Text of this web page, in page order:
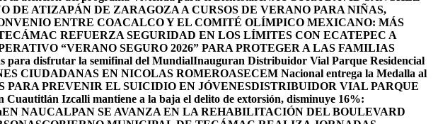
DE ATIZAPÁN DE ZARAGOZA A CURSOS DE VERANO PARA NIÑAS,
ENTRE COACALCO Y EL COMITÉ OLÍMPICO MEXICANO: MÁS
REFUERZA SEGURIDAD EN LOS LÍMITES CON ECATEPEC A
“VERANO SEGURO 2026” PARA PROTEGER A LAS FAMILIAS
para disfrutar la semifinal del MundialInauguran Distribuidor Vial Parque Residencial
CIUDADANAS EN NICOLAS ROMEROASECEM Nacional entrega la Medalla al
PREVENIR EL SUICIDIO EN JÓVENESDISTRIBUIDOR VIAL PARQUE
Cuautitlán Izcalli mantiene a la baja el delito de extorsión, disminuye 16%:
EN NAUCALPAN SE AVANZA EN LA REHABILITACIÓN DEL BOULEVARD